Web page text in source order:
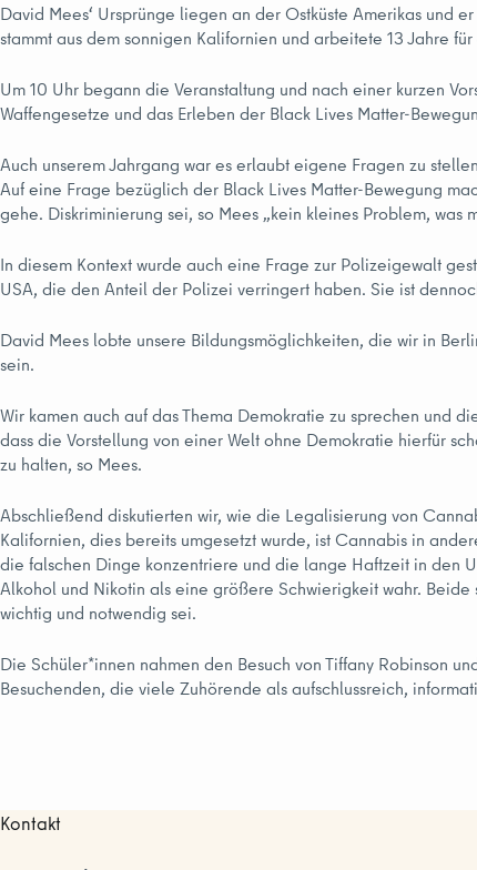
David Mees‘ Ursprünge liegen an der Ostküste Amerikas und
stammt aus dem sonnigen Kalifornien und arbeitete 13 Jahre
Um 10 Uhr begann die Veranstaltung und nach einer kurzen
Waffengesetze und das Erleben der Black Lives Matter-
Auch unserem Jahrgang war es erlaubt eigene Fragen zu
Auf eine Frage bezüglich der Black Lives Matter-Bewegung
gehe. Diskriminierung sei, so Mees „kein kleines Problem, was
In diesem Kontext wurde auch eine Frage zur Polizeigewalt
USA, die den Anteil der Polizei verringert haben. Sie ist
David Mees lobte unsere Bildungsmöglichkeiten, die wir in
sein.
Wir kamen auch auf das Thema Demokratie zu sprechen und
dass die Vorstellung von einer Welt ohne Demokratie hierfür
zu halten, so Mees.
Abschließend diskutierten wir, wie die Legalisierung von
Kalifornien, dies bereits umgesetzt wurde, ist Cannabis in
die falschen Dinge konzentriere und die lange Haftzeit in den
Alkohol und Nikotin als eine größere Schwierigkeit wahr.
wichtig und notwendig sei.
Die Schüler*innen nahmen den Besuch von Tiffany Robinson
Besuchenden, die viele Zuhörende als aufschlussreich,
Kontakt